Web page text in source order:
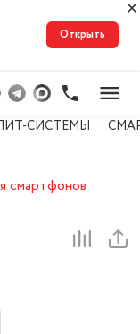
Открыть
СИСТЕМЫ
смартфонов